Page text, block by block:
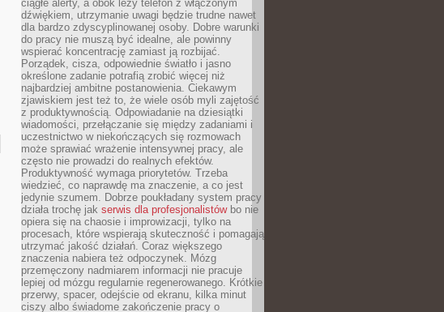
ciągłe alerty, a obok leży telefon z włączonym
dźwiękiem, utrzymanie uwagi będzie trudne nawet
dla bardzo zdyscyplinowanej osoby. Dobre warunki
do pracy nie muszą być idealne, ale powinny
wspierać koncentrację zamiast ją rozbijać.
Porządek, cisza, odpowiednie światło i jasno
określone zadanie potrafią zrobić więcej niż
najbardziej ambitne postanowienia. Ciekawym
zjawiskiem jest też to, że wiele osób myli zajętość
z produktywnością. Odpowiadanie na dziesiątki
wiadomości, przełączanie się między zadaniami i
uczestnictwo w niekończących się rozmowach
może sprawiać wrażenie intensywnej pracy, ale
często nie prowadzi do realnych efektów.
Produktywność wymaga priorytetów. Trzeba
wiedzieć, co naprawdę ma znaczenie, a co jest
jedynie szumem. Dobrze poukładany system pracy
działa trochę jak serwis dla profesjonalistówbo nie
opiera się na chaosie i improwizacji, tylko na
procesach, które wspierają skuteczność i pomagają
utrzymać jakość działań. Coraz większego
znaczenia nabiera też odpoczynek. Mózg
przemęczony nadmiarem informacji nie pracuje
lepiej od mózgu regularnie regenerowanego. Krótkie
przerwy, spacer, odejście od ekranu, kilka minut
ciszy albo świadome zakończenie pracy o